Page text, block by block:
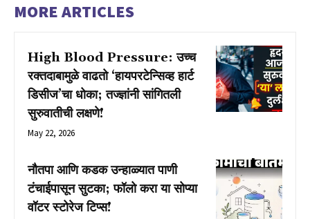
MORE ARTICLES
High Blood Pressure: उच्च
रक्तदाबामुळे वाढतो ‘हायपरटेन्सिव्ह हार्ट
डिसीज’चा धोका; तज्ज्ञांनी सांगितली
सुरुवातीची लक्षणे!
May 22, 2026
नौतपा आणि कडक उन्हाळ्यात पाणी
टंचाईपासून सुटका; फॉलो करा या सोप्या
वॉटर स्टोरेज टिप्स!